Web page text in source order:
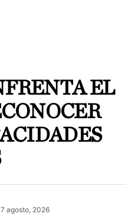
EL
7 agosto, 2026